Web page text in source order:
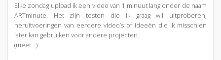
Elke zondag upload ik een video van 1 minuut lang onder de naam
ARTminute. Het zijn testen die ik graag wil uitproberen,
heruitvoeringen van eerdere video’s of ideeën die ik misschien
later kan gebruiken voor andere projecten.
(meer…)